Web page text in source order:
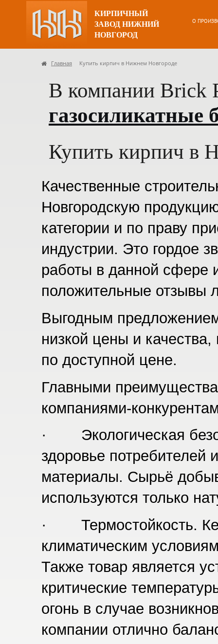
КИРПИЧНЫЙ
ЗАВОД НИЖНИЙ
НОВГОРОД
О
Главная Купить кирпич в Нижнем Новгороде
В компании Brick
газосиликатные
Купить кирпич в
Качественные
Новгородскую
категории и по праву
индустрии. Это гордое
работы в данной сфере
положительные отзывы
Выгодным
низкой цены и
по доступной цене.
Главными
компаниями-
· Экологическая
здоровье потребителей
материалы. Сырьё
используются только
· Термостойкость.
климатическим
Также товар является
критические
огонь в случае
компании отлично